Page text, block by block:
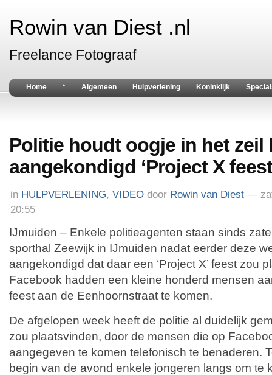
Rowin van Diest .nl
Freelance Fotograaf
Home * Algemeen Hulpverlening Koninklijk
Politie houdt oogje in het zeil
aangekondigd ‘Project X
in HULPVERLENING, VIDEO door Rowin van Diest —
20:55
IJmuiden – Enkele politieagenten staan sinds
sporthal Zeewijk in IJmuiden nadat eerder deze
aangekondigd dat daar een ‘Project X’ feest zou
Facebook hadden een kleine honderd mensen
feest aan de Eenhoornstraat te komen.
De afgelopen week heeft de politie al duidelijk
zou plaatsvinden, door de mensen die op
aangegeven te komen telefonisch te benaderen.
begin van de avond enkele jongeren langs om te